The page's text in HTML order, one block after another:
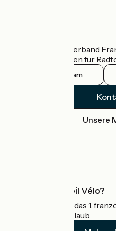
Der nationale Verband
offizielle Leitfaden für
Instagram
Unsere
Was ist Accueil Vélo?
Accueil Vélo ist das 1.
Radfahrer im Urlaub.